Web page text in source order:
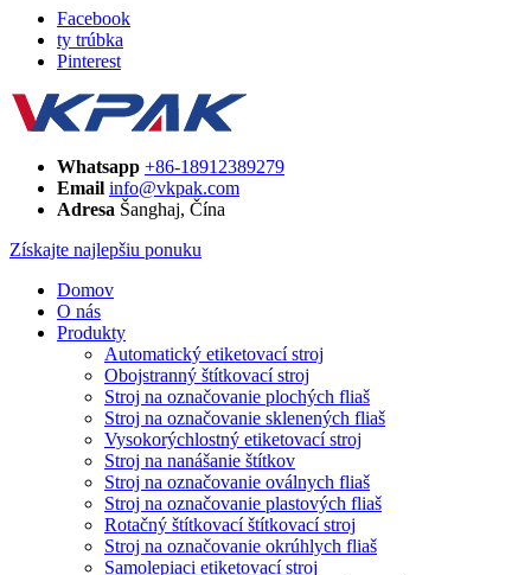
Facebook
ty trúbka
Pinterest
Whatsapp +86-18912389279
Email info@vkpak.com
Adresa Šanghaj, Čína
Získajte najlepšiu ponuku
Domov
O nás
Produkty
Automatický etiketovací stroj
Obojstranný štítkovací stroj
Stroj na označovanie plochých fliaš
Stroj na označovanie sklenených fliaš
Vysokorýchlostný etiketovací stroj
Stroj na nanášanie štítkov
Stroj na označovanie oválnych fliaš
Stroj na označovanie plastových fliaš
Rotačný štítkovací štítkovací stroj
Stroj na označovanie okrúhlych fliaš
Samolepiaci etiketovací stroj